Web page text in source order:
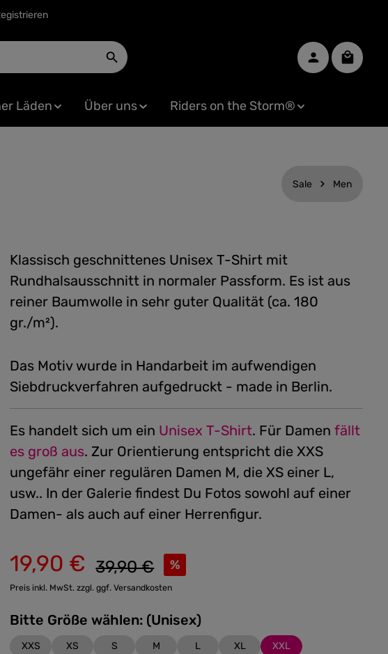
Läden Über uns Riders on the Storm®
Sale Men
Klassisch geschnittenes Unisex T-Shirt mit
Rundhalsausschnitt in normaler Passform. Es ist aus
reiner Baumwolle in sehr guter Qualität (ca. 180
gr./m²).
Das Motiv wurde in Handarbeit im aufwendigen
Siebdruckverfahren aufgedruckt - made in Berlin.
Es handelt sich um ein Unisex T-Shirt. Für Damenfällt
es groß aus. Zur Orientierung entspricht die XXS
ungefähr einer regulären Damen M, die XS einer L,
usw.. In der Galerie findest Du Fotos sowohl auf einer
Damen- als auch auf einer Herrenfigur.
Verkaufspreis:
19,90 € %
Regulärer Preis:
39,90 €
Preis inkl. MwSt. zzgl. ggf. Versandkosten
Bitte Größe wählen: (Unisex)
XXS XS S M L XL XXL